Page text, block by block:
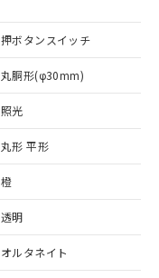
押ボタンスイッチ
丸胴形(φ30mm)
照光
丸形 平形
橙
透明
オルタネイト